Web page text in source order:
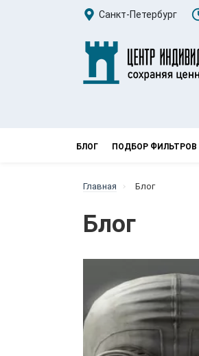
Санкт-Петербург
БЛОГ ПОДБОР ФИЛЬТРОВ
Главная Блог
Блог